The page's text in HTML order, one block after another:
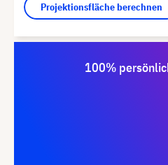
Projektionsfläche berechnen
100%